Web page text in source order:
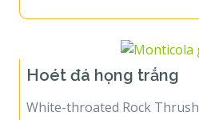
Hoét đá họng trắng
White-throated Rock Thrush